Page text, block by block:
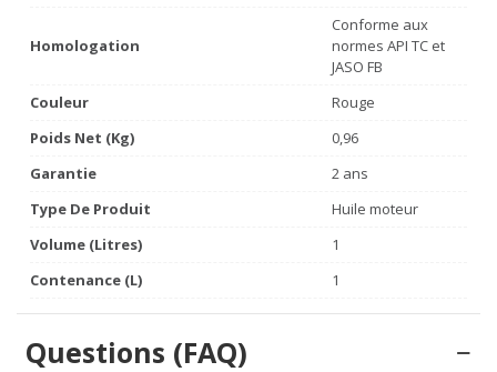
Homologation
Conforme aux
normes API TC et
JASO FB
Couleur
Rouge
Poids Net (Kg)
0,96
Garantie
2 ans
Type De Produit
Huile moteur
Volume (litres)
1
Contenance (L)
1
Questions (FAQ)